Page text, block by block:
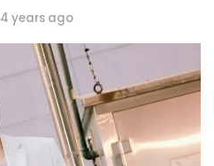
4 years ago